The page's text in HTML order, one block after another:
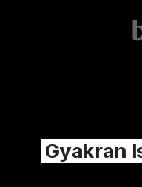
Gyakran